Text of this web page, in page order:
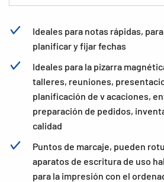
Ideales para notas rápidas,
planificar y fijar fechas
Ideales para la pizarra
talleres, reuniones,
planificación de v acaciones,
preparación de pedidos,
calidad
Puntos de marcaje, pueden
aparatos de escritura de uso
para la impresión con el